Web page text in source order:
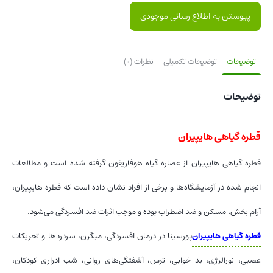
پیوستن به اطلاع رسانی موجودی
توضیحات توضیحات تکمیلی نظرات (0)
توضیحات
قطره گیاهی هایپیران
قطره گیاهی هایپیران از عصاره گیاه هوفاریقون گرفته شده است و مطالعات
انجام شده در آزمایشگاه‌ها و برخی از افراد نشان داده است که قطره هایپیران،
آرام بخش، مسکن و ضد اضطراب بوده و موجب اثرات ضد افسردگی می‌شود.
قطره گیاهی هایپیرانپورسینا در درمان افسردگی، میگرن، سردردها و تحریکات
عصبی، نورالرژی، بد خوابی، ترس، آشفتگی‌های روانی، شب ادراری کودکان،